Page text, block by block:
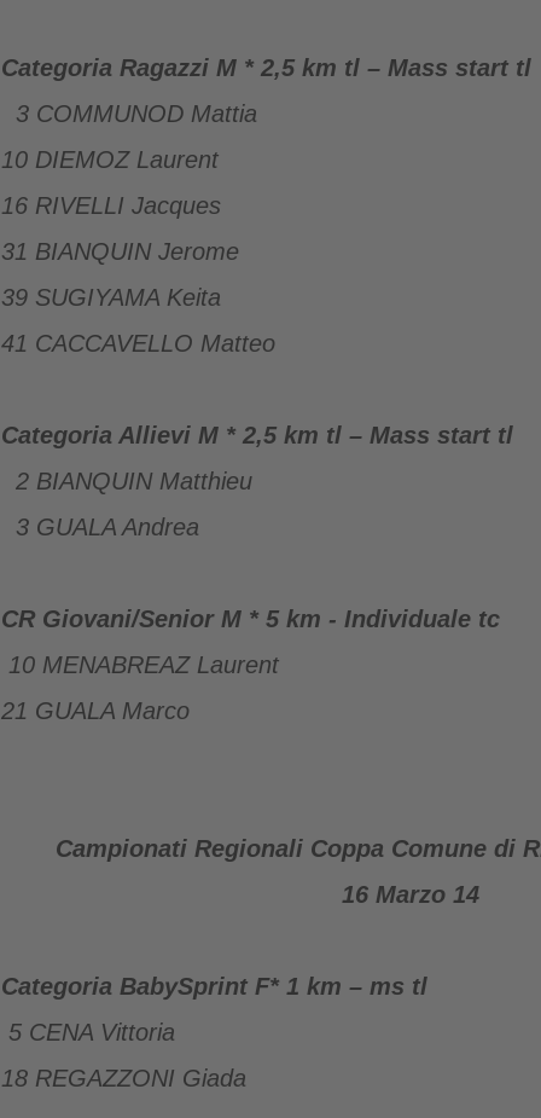
Categoria Ragazzi M * 2,5 km tl – Mass start tl
3 COMMUNOD Mattia
10 DIEMOZ Laurent
16 RIVELLI Jacques
31 BIANQUIN Jerome
39 SUGIYAMA Keita
41 CACCAVELLO Matteo
Categoria Allievi M * 2,5 km tl – Mass start tl
2 BIANQUIN Matthieu
3 GUALA Andrea
CR Giovani/Senior M * 5 km - Individuale tc
10 MENABREAZ Laurent
21 GUALA Marco
Campionati Regionali Coppa Comune di
16 Marzo 14
Categoria BabySprint F* 1 km – ms tl
5 CENA Vittoria
18 REGAZZONI Giada